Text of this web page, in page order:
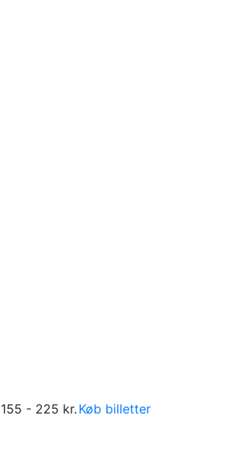
155 - 225 kr. Køb billetter